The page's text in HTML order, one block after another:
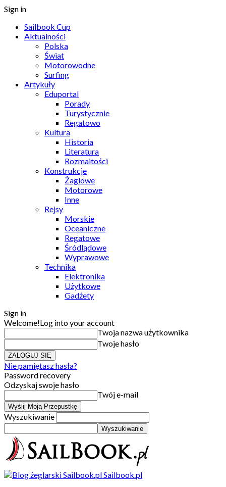
Sign in
Sailbook Cup
Aktualności
Polska
Świat
Motorowodne
Surfing
Artykuły
Eduportal
Porady
Turystycznie
Regatowo
Kultura
Historia
Literatura
Rozmaitości
Konstrukcje
Żaglowe
Motorowe
Inne
Rejsy
Morskie
Oceaniczne
Regatowe
Śródlądowe
Wyprawowe
Technika
Elektronika
Użytkowe
Gadżety
Sign in
Welcome!Log into your account
Twoja nazwa użytkownika
Twoje hasło
Nie pamiętasz hasła?
Password recovery
Odzyskaj swoje hasło
Twój e-mail
Wyszukiwanie
Sailbook.pl